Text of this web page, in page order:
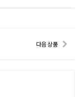
다음 상품